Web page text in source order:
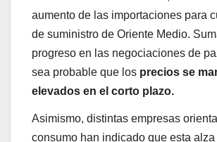
aumento de las importaciones para
de suministro de Oriente Medio.
progreso en las negociaciones de
sea probable que los precios se
elevados en el corto plazo.
Asimismo, distintas empresas
consumo han indicado que esta